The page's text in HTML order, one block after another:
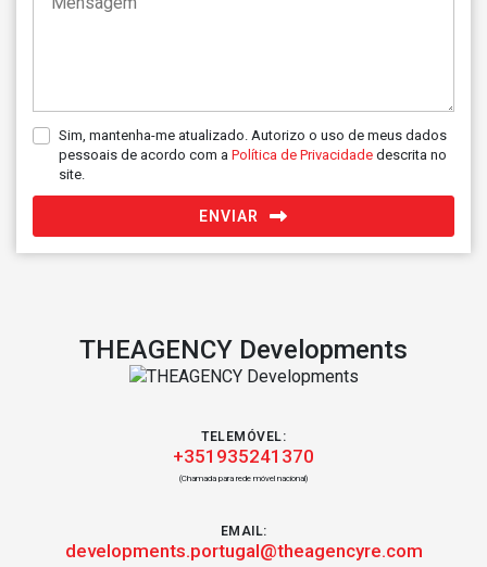
Sim, mantenha-me atualizado. Autorizo o uso de meus dados
pessoais de acordo com a Política de Privacidade descrita no
site.
ENVIAR
THEAGENCY Developments
TELEMÓVEL:
+351935241370
(Chamada para rede móvel nacional)
EMAIL:
developments.portugal@theagencyre.com